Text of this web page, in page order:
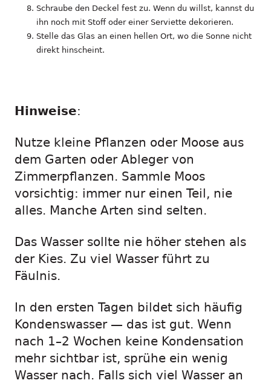
Schraube den Deckel fest zu. Wenn du willst, kannst du
ihn noch mit Stoff oder einer Serviette dekorieren.
Stelle das Glas an einen hellen Ort, wo die Sonne nicht
direkt hinscheint.
Hinweise:
Nutze kleine Pflanzen oder Moose aus
dem Garten oder Ableger von
Zimmerpflanzen. Sammle Moos
vorsichtig: immer nur einen Teil, nie
alles. Manche Arten sind selten.
Das Wasser sollte nie höher stehen als
der Kies. Zu viel Wasser führt zu
Fäulnis.
In den ersten Tagen bildet sich häufig
Kondenswasser — das ist gut. Wenn
nach 1–2 Wochen keine Kondensation
mehr sichtbar ist, sprühe ein wenig
Wasser nach. Falls sich viel Wasser an